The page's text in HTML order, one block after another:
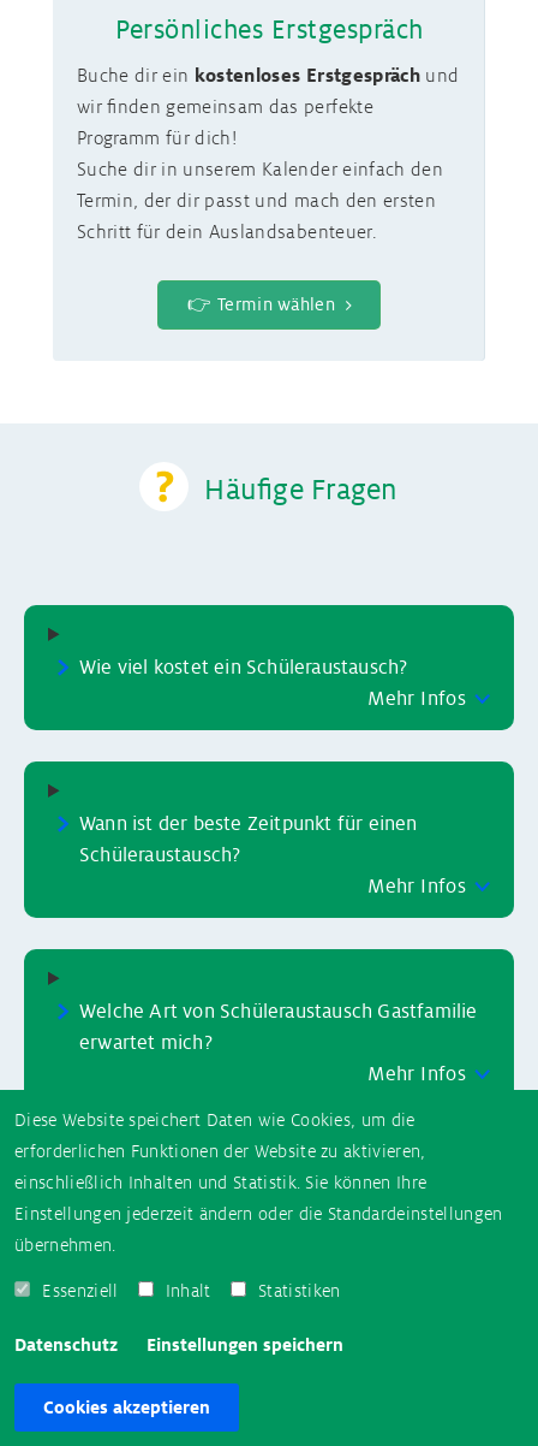
Diese Website speichert Daten wie Cookies, um die
erforderlichen Funktionen der Website zu aktivieren,
einschließlich Inhalten und Statistik. Sie können Ihre
Einstellungen jederzeit ändern oder die Standardeinstellungen
übernehmen.
Datenschutz
Essenziell Inhalt Statistiken
Einstellungen speichern
Cookies akzeptieren
Persönliches Erstgespräch
Buche dir ein kostenloses Erstgesprächund
wir finden gemeinsam das perfekte
Programm für dich!
Suche dir in unserem Kalender einfach den
Termin, der dir passt und mach den ersten
Schritt für dein Auslandsabenteuer.
👉 Termin wählen
Häufige Fragen
Wie viel kostet ein Schüleraustausch?
Mehr Infos
Wann ist der beste Zeitpunkt für einen
Schüleraustausch?
Mehr Infos
Welche Art von Schüleraustausch Gastfamilie
erwartet mich?
Mehr Infos
Anmeldung Schüleraustausch Irland